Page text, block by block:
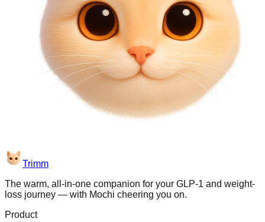
Trimm
The warm, all-in-one companion for your GLP-1 and weight-
loss journey — with Mochi cheering you on.
Product